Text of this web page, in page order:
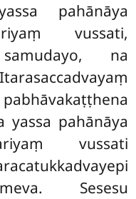
pahānāya
vussati,
na
yassa pahānāya
vussati
Sesesu